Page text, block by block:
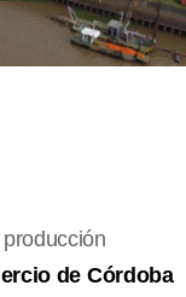
de Córdoba